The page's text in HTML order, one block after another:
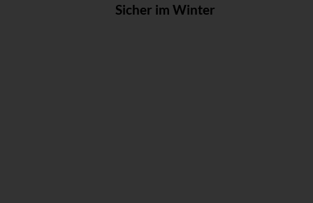
Sicher im Winter